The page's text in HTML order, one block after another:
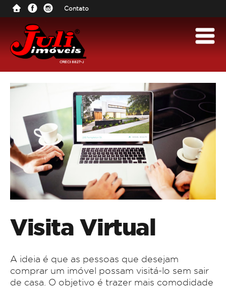
Contato
Visita Virtual
A ideia é que as pessoas que desejam
comprar um imóvel possam visitá-lo sem sair
de casa. O objetivo é trazer mais comodidade